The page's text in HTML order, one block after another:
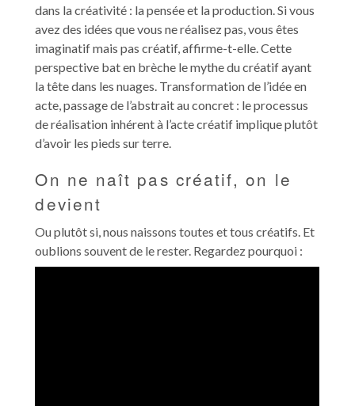
dans la créativité : la pensée et la production. Si vous
avez des idées que vous ne réalisez pas, vous êtes
imaginatif mais pas créatif, affirme-t-elle. Cette
perspective bat en brèche le mythe du créatif ayant
la tête dans les nuages. Transformation de l’idée en
acte, passage de l’abstrait au concret : le processus
de réalisation inhérent à l’acte créatif implique plutôt
d’avoir les pieds sur terre.
On ne naît pas créatif, on le
devient
Ou plutôt si, nous naissons toutes et tous créatifs. Et
oublions souvent de le rester. Regardez pourquoi :